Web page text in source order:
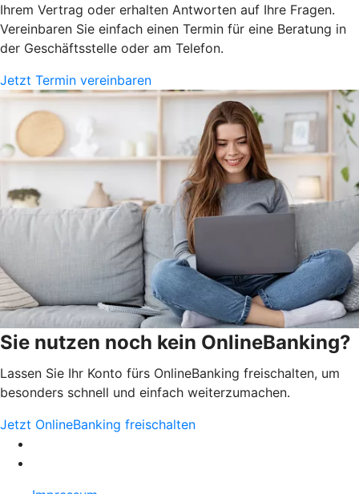
Ihrem Vertrag oder erhalten Antworten auf Ihre Fragen.
Vereinbaren Sie einfach einen Termin für eine Beratung in
der Geschäftsstelle oder am Telefon.
Jetzt Termin vereinbaren
Sie nutzen noch kein OnlineBanking?
Lassen Sie Ihr Konto fürs OnlineBanking freischalten, um
besonders schnell und einfach weiterzumachen.
Jetzt OnlineBanking freischalten